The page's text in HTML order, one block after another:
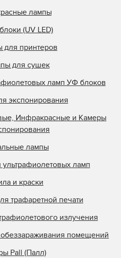
лампы
(UV LED)
принтеров
для сушек
ламп УФ блоков
экспонирования
Инфракрасные и Камеры
лампы
ультрафиолетовых ламп
и краски
трафаретной печати
излучения
помещений
Pall (Палл)